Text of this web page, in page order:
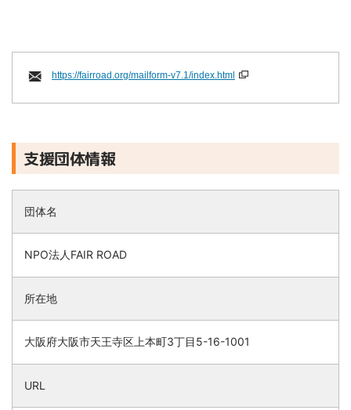
https://fairroad.org/mailform-v7.1/index.html
支援団体情報
団体名
NPO法人FAIR ROAD
所在地
大阪府大阪市天王寺区上本町3丁目5-16-1001
URL